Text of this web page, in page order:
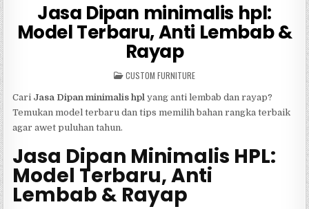
Jasa Dipan minimalis hpl:
Model Terbaru, Anti Lembab &
Rayap
POSTED
IN
CUSTOM FURNITURE
Cari Jasa Dipan minimalis hpl yang anti lembab dan rayap?
Temukan model terbaru dan tips memilih bahan rangka terbaik
agar awet puluhan tahun.
Jasa Dipan Minimalis HPL:
Model Terbaru, Anti
Lembab & Rayap